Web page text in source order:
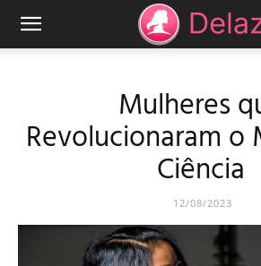
Mulheres
Revolucionaram o
Ciência
12/08/2023